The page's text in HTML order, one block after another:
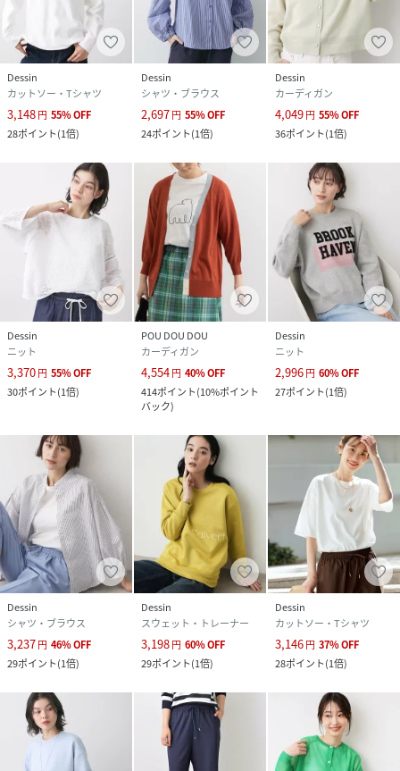
Dessin
カットソー・Tシャツ
3,148円 55%OFF
28ポイント(1倍)
Dessin
シャツ・ブラウス
2,697円 55%OFF
24ポイント(1倍)
Dessin
カーディガン
4,049円 55%OFF
36ポイント(1倍)
Dessin
ニット
3,370円 55%OFF
30ポイント(1倍)
POU DOU DOU
カーディガン
4,554円 40%OFF
414ポイント(10%ポイント
バック)
Dessin
ニット
2,996円 60%OFF
27ポイント(1倍)
Dessin
シャツ・ブラウス
3,237円 46%OFF
29ポイント(1倍)
Dessin
スウェット・トレーナー
3,198円 60%OFF
29ポイント(1倍)
Dessin
カットソー・Tシャツ
3,146円 37%OFF
28ポイント(1倍)